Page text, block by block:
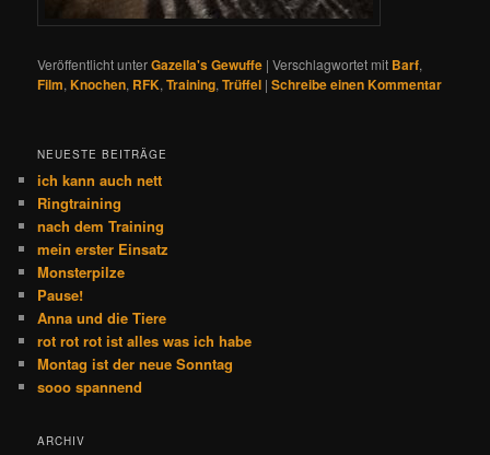
Veröffentlicht unterGazella's Gewuffe |Verschlagwortet mit Barf,
Film,Knochen, RFK,Training,Trüffel |Schreibe einen Kommentar
NEUESTE BEITRÄGE
ich kann auch nett
Ringtraining
nach dem Training
mein erster Einsatz
Monsterpilze
Pause!
Anna und die Tiere
rot rot rot ist alles was ich habe
Montag ist der neue Sonntag
sooo spannend
ARCHIV